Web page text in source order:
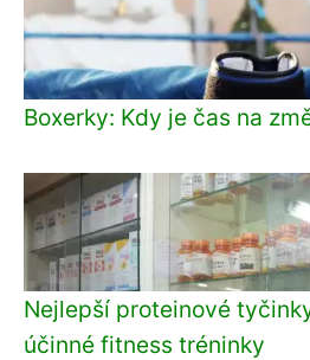
Boxerky: Kdy je čas na
Nejlepší proteinové
účinné fitness tréninky